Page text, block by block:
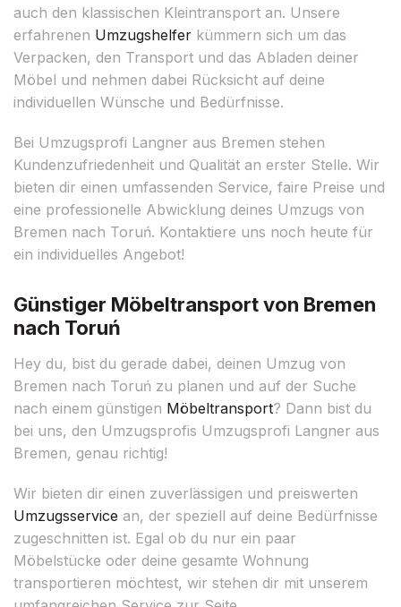
auch den klassischen Kleintransport an. Unsere
erfahrenen Umzugshelfer kümmern sich um das
Verpacken, den Transport und das Abladen deiner
Möbel und nehmen dabei Rücksicht auf deine
individuellen Wünsche und Bedürfnisse.
Bei Umzugsprofi Langner aus Bremen stehen
Kundenzufriedenheit und Qualität an erster Stelle. Wir
bieten dir einen umfassenden Service, faire Preise und
eine professionelle Abwicklung deines Umzugs von
Bremen nach Toruń. Kontaktiere uns noch heute für
ein individuelles Angebot!
Günstiger Möbeltransport von Bremen
nach Toruń
Hey du, bist du gerade dabei, deinen Umzug von
Bremen nach Toruń zu planen und auf der Suche
nach einem günstigen Möbeltransport? Dann bist du
bei uns, den Umzugsprofis Umzugsprofi Langner aus
Bremen, genau richtig!
Wir bieten dir einen zuverlässigen und preiswerten
Umzugsservice an, der speziell auf deine Bedürfnisse
zugeschnitten ist. Egal ob du nur ein paar
Möbelstücke oder deine gesamte Wohnung
transportieren möchtest, wir stehen dir mit unserem